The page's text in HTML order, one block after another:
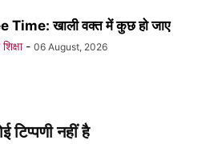
Time: खाली वक्त में कुछ हो जाए
- 06 August, 2026
टिप्पणी नहीं है